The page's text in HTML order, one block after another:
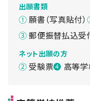
出願書類
願書（写真貼付）
郵便振替払込受
ネット出願の方
受験票 高等